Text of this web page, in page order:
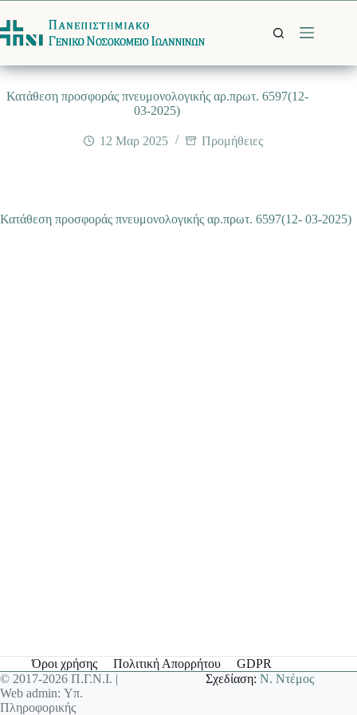
στο
περιεχόμενο
Κατάθεση προσφοράς πνευμονολογικής αρ.πρωτ. 6597(12-
03-2025)
12 Μαρ 2025 Προμήθειες
Κατάθεση προσφοράς πνευμονολογικής αρ.πρωτ. 6597(12- 03-2025)
Όροι χρήσης Πολιτική Απορρήτου
GDPR
© 2017-2026 Π.Γ.Ν.Ι. |
Web admin: Υπ.
Πληροφορικής
Σχεδίαση:Ν. Ντέμος